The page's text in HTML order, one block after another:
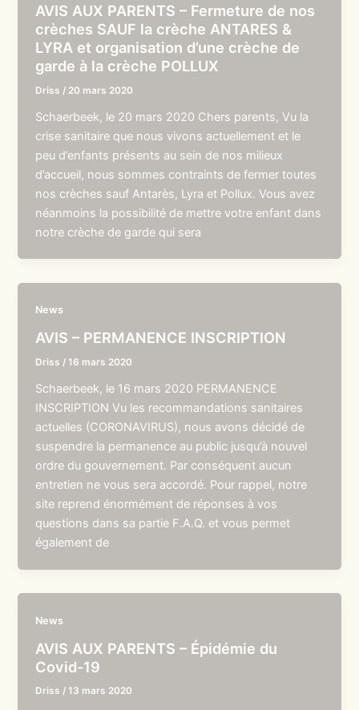
AVIS AUX PARENTS – Fermeture de nos
crèches SAUF la crèche ANTARES &
LYRA et organisation d’une crèche de
garde à la crèche POLLUX
Driss / 20 mars 2020
Schaerbeek, le 20 mars 2020 Chers parents, Vu la
crise sanitaire que nous vivons actuellement et le
peu d’enfants présents au sein de nos milieux
d’accueil, nous sommes contraints de fermer toutes
nos crèches sauf Antarès, Lyra et Pollux. Vous avez
néanmoins la possibilité de mettre votre enfant dans
notre crèche de garde qui sera
News
AVIS – PERMANENCE INSCRIPTION
Driss /16 mars 2020
Schaerbeek, le 16 mars 2020 PERMANENCE
INSCRIPTION Vu les recommandations sanitaires
actuelles (CORONAVIRUS), nous avons décidé de
suspendre la permanence au public jusqu’à nouvel
ordre du gouvernement. Par conséquent aucun
entretien ne vous sera accordé. Pour rappel, notre
site reprend énormément de réponses à vos
questions dans sa partie F.A.Q. et vous permet
également de
News
AVIS AUX PARENTS – Épidémie du
Covid-19
Driss /13 mars 2020